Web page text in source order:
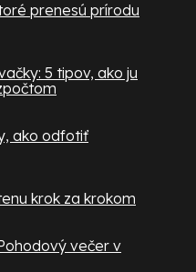
prenesú prírodu
5 tipov, ako ju
ako odfotiť
krok za krokom
večer v